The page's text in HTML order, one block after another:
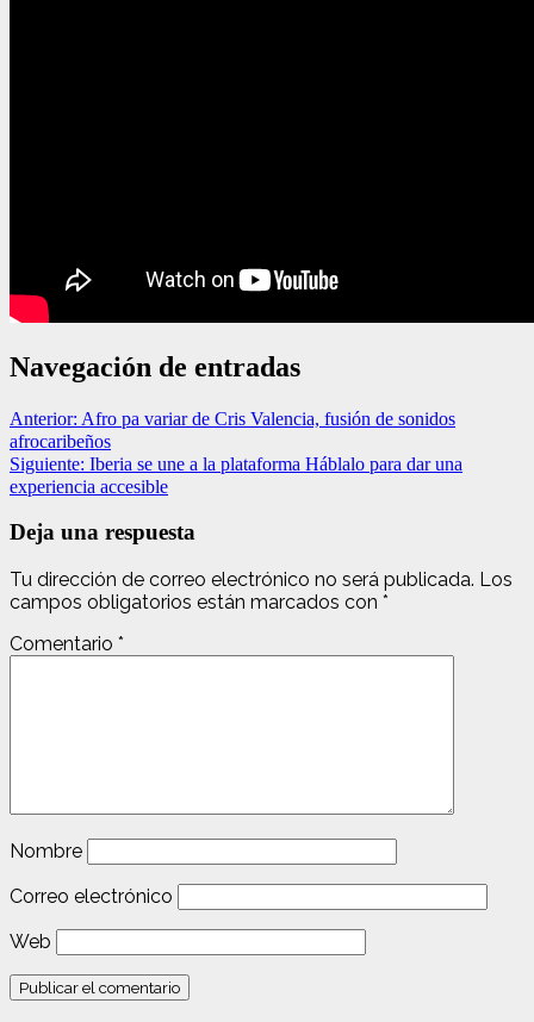
Navegación de entradas
Anterior: Afro pa variar de Cris Valencia, fusión de sonidos
afrocaribeños
Siguiente: Iberia se une a la plataforma Háblalo para dar una
experiencia accesible
Deja una respuesta
Tu dirección de correo electrónico no será publicada. Los
campos obligatorios están marcados con *
Comentario *
Nombre
Correo electrónico
Web